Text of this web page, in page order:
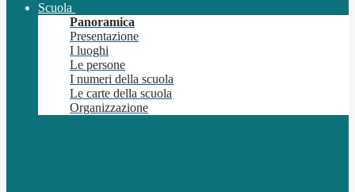
Scuola
Panoramica
Presentazione
I luoghi
Le persone
I numeri della scuola
Le carte della scuola
Organizzazione